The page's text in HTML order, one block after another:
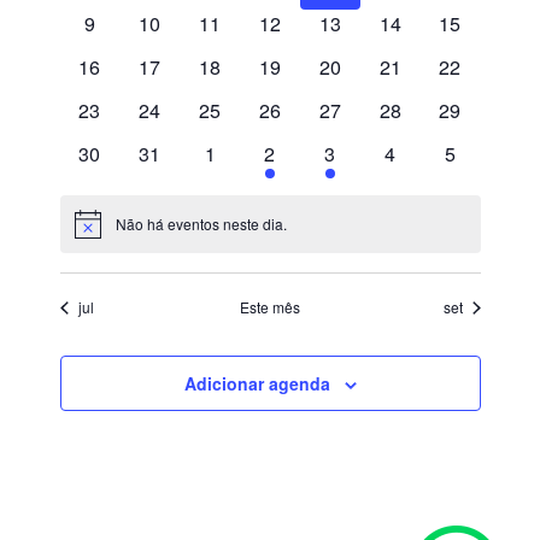
de
visuais
Eventos
9
10 11 12 13 14
15
16
17 18 19 20 21
22
23
24 25 26 27 28
29
30
31 1 2 3 4 5
Notice Não há eventos neste dia.
jul Este mês set
Adicionar agenda
Vamos virar o jogo na Saúde Corporativa?
28 de janeiro de 2021
A indústria em tempos de COVID-19
23 de junho de 2020
CURTA NOSSA PÁGINA: